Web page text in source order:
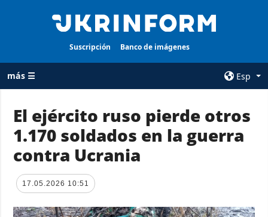
Suscripción Banco de imágenes
más ☰
Esp
TODAS LAS
CATEGORÍAS
Guerra
Reconstrucción
AGENCIA
El ejército ruso pierde otros
1.170 soldados en la guerra
contra Ucrania
17.05.2026 10:51